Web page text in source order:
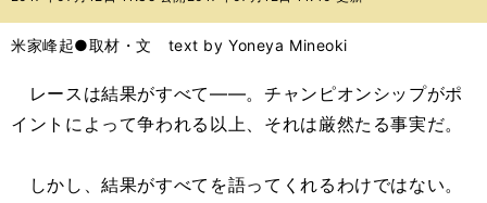
バ
米家峰起●取材・文 text by Yoneya Mineoki
レースは結果がすべて――。チャンピオンシップがポ
イントによって争われる以上、それは厳然たる事実だ。
しかし、結果がすべてを語ってくれるわけではない。